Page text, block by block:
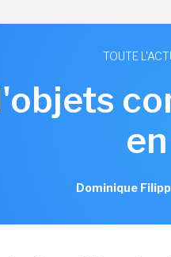
TOUTE
Dominique